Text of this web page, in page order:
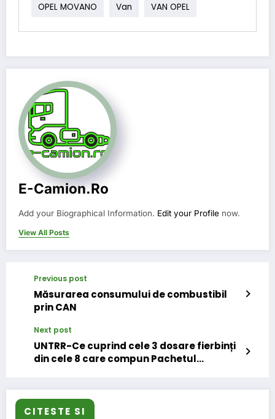
OPEL MOVANO Van VAN OPEL
E-Camion.ro
Add your Biographical Information. Edit your Profile now.
View All Posts
Previous post
Măsurarea consumului de combustibil
prin CAN
Next post
UNTRR-Ce cuprind cele 3 dosare fierbinți
din cele 8 care compun Pachetul
CITESTE SI